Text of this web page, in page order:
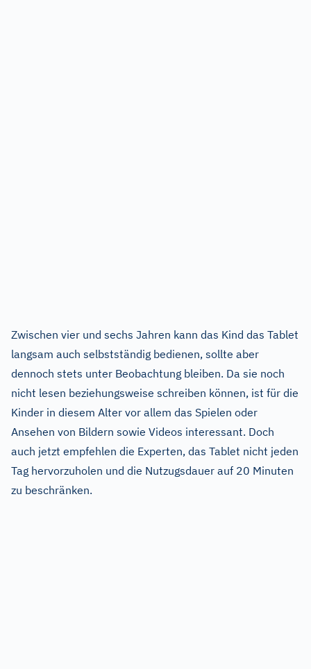
Zwischen vier und sechs Jahren kann das Kind das Tablet
langsam auch selbstständig bedienen, sollte aber
dennoch stets unter Beobachtung bleiben. Da sie noch
nicht lesen beziehungsweise schreiben können, ist für die
Kinder in diesem Alter vor allem das Spielen oder
Ansehen von Bildern sowie Videos interessant. Doch
auch jetzt empfehlen die Experten, das Tablet nicht jeden
Tag hervorzuholen und die Nutzugsdauer auf 20 Minuten
zu beschränken.